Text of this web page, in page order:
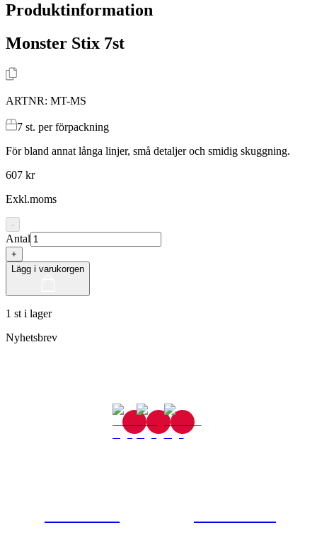
Produktinformation
Monster Stix 7st
ARTNR: MT-MS
7 st. per förpackning
För bland annat långa linjer, små detaljer och smidig skuggning.
607 kr
Exkl.moms
-
Antal
+
Lägg i varukorgen
1 st i lager
Nyhetsbrev